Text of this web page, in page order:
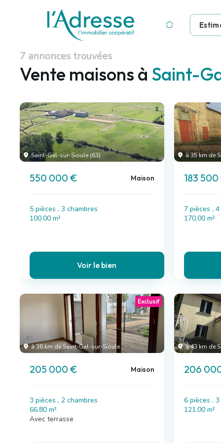
7 annonces trouvées
Vente maisons à Saint-
Saint-Gal-sur-Sioule (63)
550 000 € Maison
5 pièces , 3 chambres
100.00 m²
Voir le bien
à 35 km de
183
7 pièces ,
170.00 m²
à 36 km de Saint-Gal-sur-Sioule
Exclusif
205 000 € Maison
3 pièces , 2 chambres
66.80 m²
Avec terrasse
à 43 km de
206
6 pièces ,
121.00 m²